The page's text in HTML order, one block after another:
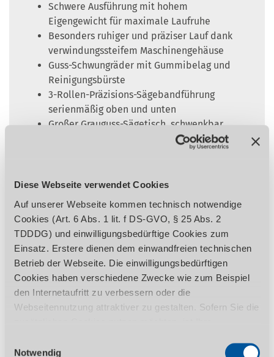
Diese Webseite verwendet Cookies
Auf unserer Webseite kommen technisch notwendige
Cookies (Art. 6 Abs. 1 lit. f DS-GVO, § 25 Abs. 2
TDDDG) und einwilligungsbedürftige Cookies zum
Einsatz. Erstere dienen dem einwandfreien technischen
Betrieb der Webseite. Die einwilligungsbedürftigen
Cookies haben verschiedene Zwecke wie zum Beispiel
den Internetaufritt zu verbessern oder die
Webseitennutzung attraktiver zu gestalten. Sofern Sie die
1 TDDDG erforderlich. Ihre erteilte Einwilligung können
Notwendig
Schwere Ausführung mit hohem
Eigengewicht für maximale Laufruhe
Besonders ruhiger und präziser Lauf dank
verwindungssteifem Maschinengehäuse
Guss-Schwungräder mit Gummibelag und
Reinigungsbürste
3-Rollen-Präzisions-Sägebandführung
serienmäßig oben und unten
Großer Grauguss-Sägetisch, schwenkbar
von 0° bis +15° mit geschliffener und
Rundstangenführung, leicht verschiebbar
Zahnstange mit Millimeterskala
Selbstbremsender Motor
Auf Anfrage erhältlich
Ausführung mit Schnitthöhe bis 1650 mm
Weitere Sonderausführungen